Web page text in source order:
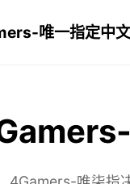
唯一指定中